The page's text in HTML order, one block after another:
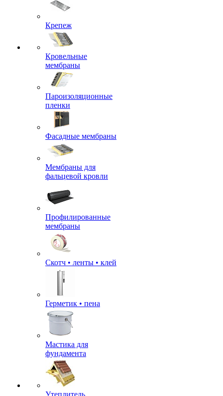
Крепеж
Кровельные
мембраны
Пароизоляционные
пленки
Фасадные мембраны
Мембраны для
фальцевой кровли
Профилированные
мембраны
Скотч • ленты • клей
Герметик • пена
Мастика для
фундамента
Утеплитель